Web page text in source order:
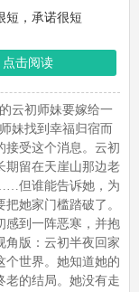
短，承诺很短
点击阅读
云初师妹要嫁给一
妹找到幸福归宿而
接受这个消息。云初
期留在天崖山那边老
但谁能告诉她，为
她家门槛踏破了。
感到一阵恶寒，并抱
版：云初半夜回家
个世界。她知道她的
老的结局。她没有走